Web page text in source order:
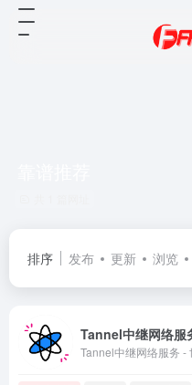
排序 发布 更新 浏览
Tannel中继网络服
Tannel中继网络服务 -